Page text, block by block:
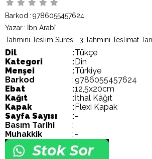
Barkod : 9786055457624
Yazar : İbn Arabî
Tahmini Teslim Süresi : 3 Tahmini Teslimat
Dil :Tükçe
Kategori
: Din
Menşei
:Türkiye
Barkod
:9786055457624
Ebat
:12,5x20cm
Kağıt
:İthal Kâğıt
Kapak
: Flexi Kapak
Sayfa Sayısı
:-
Basım Tarihi
:
Muhakkik
: -